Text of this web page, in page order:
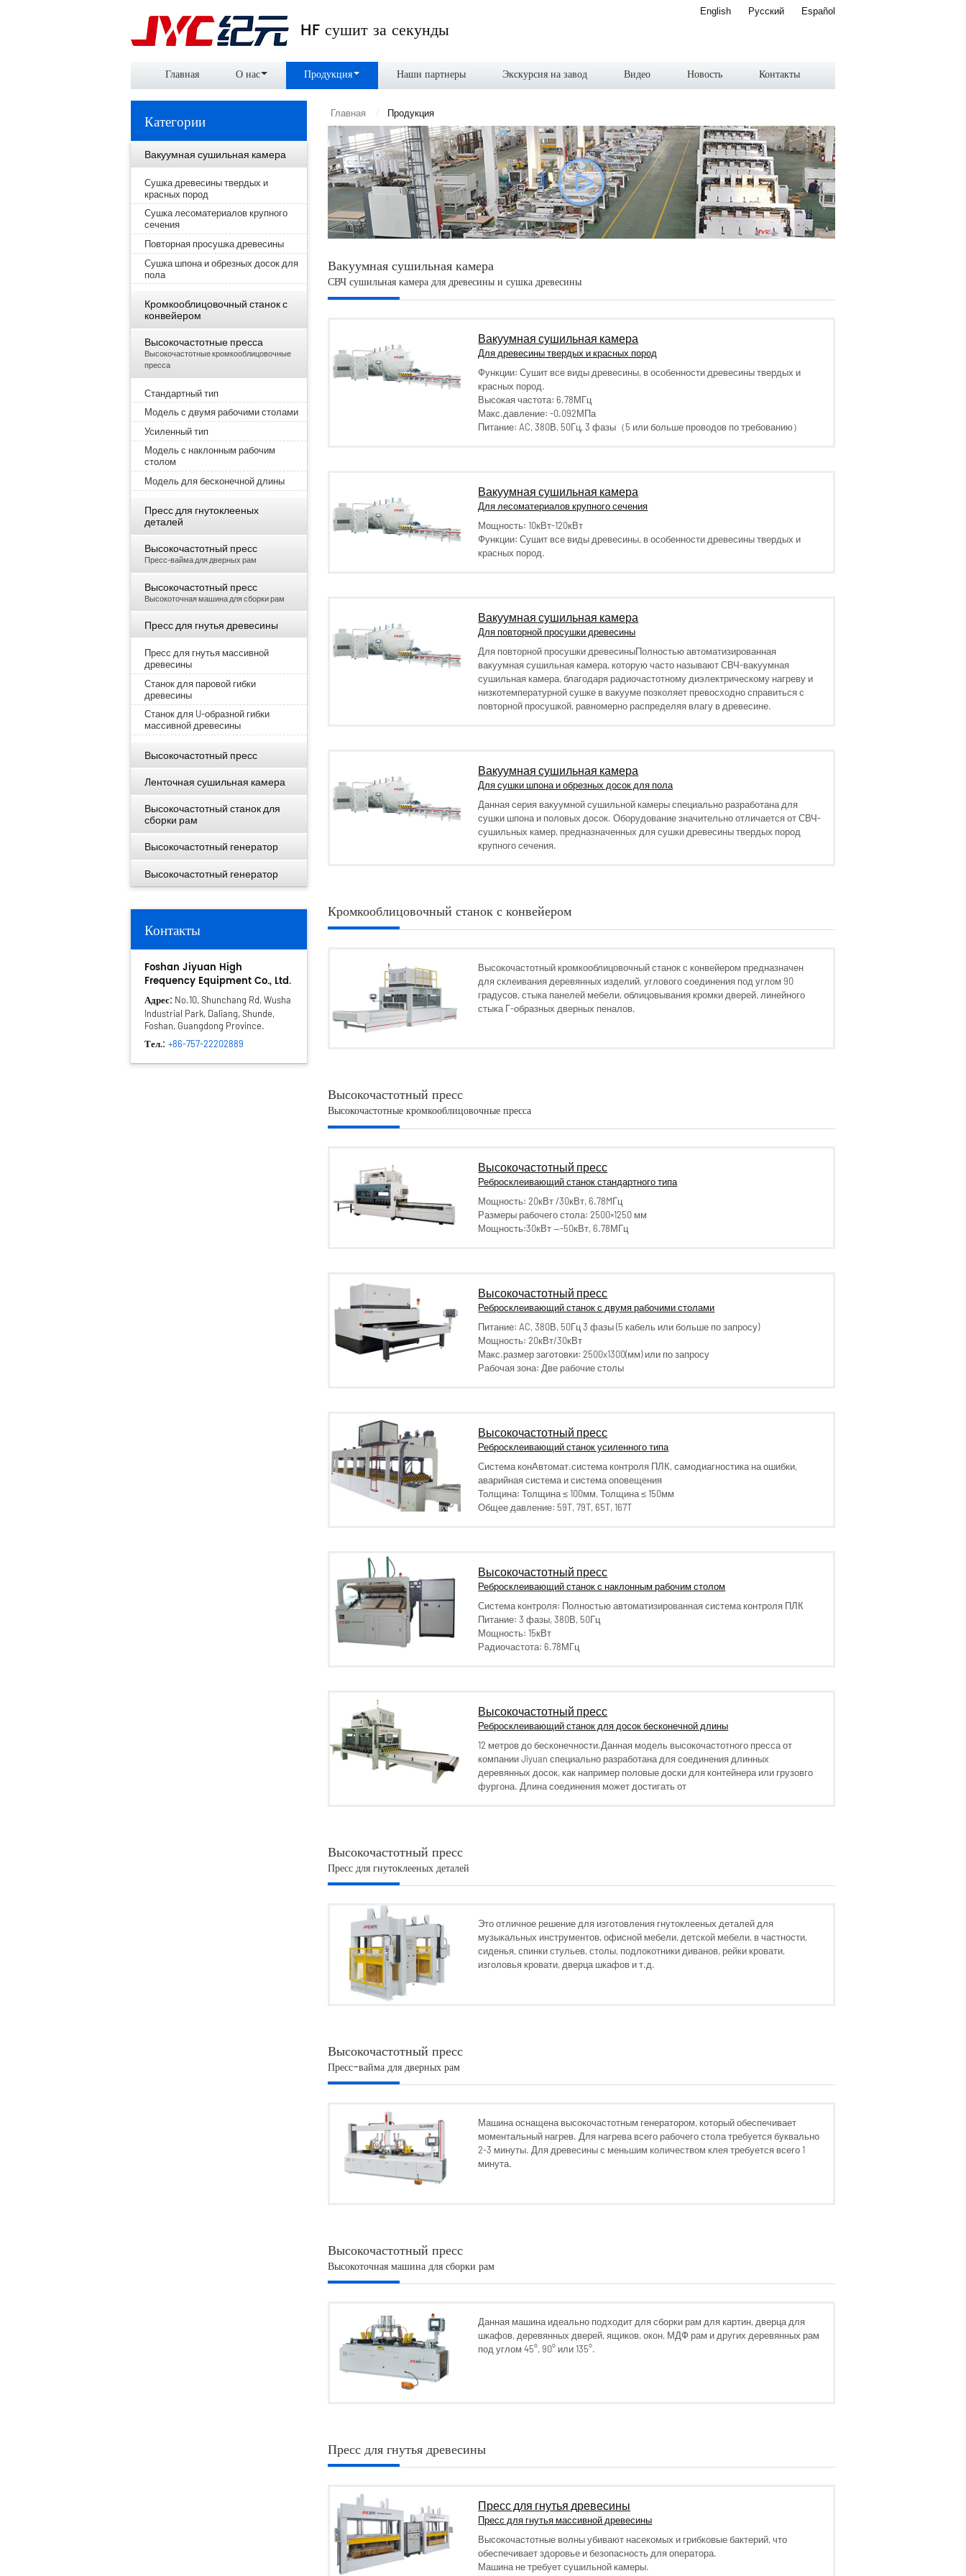
English Русский Español
HF сушит за секунды
Главная О нас Продукция Наши партнеры Экскурсия на завод Видео Новость Контакты
Главная Продукция
Вакуумная сушильная камера
СВЧ сушильная камера для древесины и сушка древесины
Вакуумная сушильная камера
Для древесины твердых и красных пород
Функции: Сушит все виды древесины, в особенности древесины твердых и
красных пород.
Высокая частота: 6.78МГц
Макс.давление: -0.092МПа
Питание: AC, 380В, 50Гц, 3 фазы（5 или больше проводов по требованию）
Вакуумная сушильная камера
Для лесоматериалов крупного сечения
Мощность: 10кВт-120кВт
Функции: Сушит все виды древесины, в особенности древесины твердых и
красных пород.
Вакуумная сушильная камера
Для повторной просушки древесины
Для повторной просушки древесиныПолностью автоматизированная
вакуумная сушильная камера, которую часто называют СВЧ-вакуумная
сушильная камера, благодаря радиочастотному диэлектрическому нагреву и
низкотемпературной сушке в вакууме позколяет превосходно справиться с
повторной просушкой, равномерно распределяя влагу в древесине.
Вакуумная сушильная камера
Для сушки шпона и обрезных досок для пола
Данная серия вакуумной сушильной камеры специально разработана для
сушки шпона и половых досок. Оборудование значительно отличается от СВЧ-
сушильных камер, предназначенных для сушки древесины твердых пород
крупного сечения.
Кромкооблицовочный станок с конвейером
Высокочастотный кромкооблицовочный станок с конвейером предназначен
для склеивания деревянных изделий, углового соединения под углом 90
градусов, стыка панелей мебели, облицовывания кромки дверей, линейного
стыка Г-образных дверных пеналов.
Высокочастотный пресс
Высокочастотные кромкооблицовочные пресса
Высокочастотный пресс
Ребросклеивающий станок стандартного типа
Мощность: 20кВт /30кВт, 6.78MГц
Размеры рабочего стола: 2500×1250 мм
Мощность:30кВт ---50кВт, 6.78МГц
Высокочастотный пресс
Ребросклеивающий станок с двумя рабочими столами
Питание: AC, 380В, 50Гц 3 фазы (5 кабель или больше по запросу)
Мощность: 20кВт/30кВт
Макс.размер заготовки: 2500x1300(мм) или по запросу
Рабочая зона: Две рабочие столы
Высокочастотный пресс
Ребросклеивающий станок усиленного типа
Система конАвтомат.система контроля ПЛК, самодиагностика на ошибки,
аварийная система и система оповещения
Толщина: Толщина ≤ 100мм, Толщина ≤ 150мм
Общее давление: 59T, 79T, 65T, 167T
Высокочастотный пресс
Ребросклеивающий станок с наклонным рабочим столом
Система контроля: Полностью автоматизированная система контроля ПЛК
Питание: 3 фазы, 380В, 50Гц
Мощность: 15кВт
Радиочастота: 6.78МГц
Высокочастотный пресс
Ребросклеивающий станок для досок бесконечной длины
12 метров до бесконечности.Данная модель высокочастотного пресса от
компании Jiyuan специально разработана для соединения длинных
деревянных досок, как например половые доски для контейнера или грузовго
фургона. Длина соединения может достигать от
Высокочастотный пресс
Пресс для гнутоклееных деталей
Это отличное решение для изготовления гнутоклееных деталей для
музыкальных инструментов, офисной мебели, детской мебели, в частности,
сиденья, спинки стульев, столы, подлокотники диванов, рейки кровати,
изголовья кровати, дверца шкафов и т.д.
Высокочастотный пресс
Пресс-вайма для дверных рам
Машина оснащена высокочастотным генератором, который обеспечивает
моментальный нагрев. Для нагрева всего рабочего стола требуется буквально
2-3 минуты. Для древесины с меньшим количеством клея требуется всего 1
минута.
Высокочастотный пресс
Высокоточная машина для сборки рам
Данная машина идеально подходит для сборки рам для картин, дверца для
шкафов, деревянных дверей, ящиков, окон, МДФ рам и других деревянных рам
под углом 45°, 90° или 135°.
Пресс для гнутья древесины
Пресс для гнутья древесины
Пресс для гнутья массивной древесины
Высокочастотные волны убивают насекомых и грибковые бактерий, что
обеспечивает здоровье и безопасность для оператора.
Машина не требует сушильной камеры.
Категории
Вакуумная сушильная камера
Сушка древесины твердых и
красных пород
Сушка лесоматериалов крупного
сечения
Повторная просушка древесины
Сушка шпона и обрезных досок для
пола
Кромкооблицовочный станок с
конвейером
Высокочастотные пресса
Высокочастотные кромкооблицовочные
пресса
Стандартный тип
Модель с двумя рабочими столами
Усиленный тип
Модель с наклонным рабочим
столом
Модель для бесконечной длины
Пресс для гнутоклееных
деталей
Высокочастотный пресс
Пресс-вайма для дверных рам
Высокочастотный пресс
Высокоточная машина для сборки рам
Пресс для гнутья древесины
Пресс для гнутья массивной
древесины
Станок для паровой гибки
древесины
Станок для U-образной гибки
массивной древесины
Высокочастотный пресс
Ленточная сушильная камера
Высокочастотный станок для
сборки рам
Высокочастотный генератор
Высокочастотный генератор
Контакты
Foshan Jiyuan High
Frequency Equipment Co., Ltd.
Адрес: No.10, Shunchang Rd, Wusha
Industrial Park, Daliang, Shunde,
Foshan, Guangdong Province.
Тел.:+86-757-22202889